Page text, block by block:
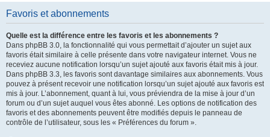
Favoris et abonnements
Quelle est la différence entre les favoris et les abonnements ?
Dans phpBB 3.0, la fonctionnalité qui vous permettait d’ajouter un sujet aux
favoris était similaire à celle présente dans votre navigateur internet. Vous ne
receviez aucune notification lorsqu’un sujet ajouté aux favoris était mis à jour.
Dans phpBB 3.3, les favoris sont davantage similaires aux abonnements. Vous
pouvez à présent recevoir une notification lorsqu’un sujet ajouté aux favoris est
mis à jour. L’abonnement, quant à lui, vous préviendra de la mise à jour d’un
forum ou d’un sujet auquel vous êtes abonné. Les options de notification des
favoris et des abonnements peuvent être modifiés depuis le panneau de
contrôle de l’utilisateur, sous les « Préférences du forum ».